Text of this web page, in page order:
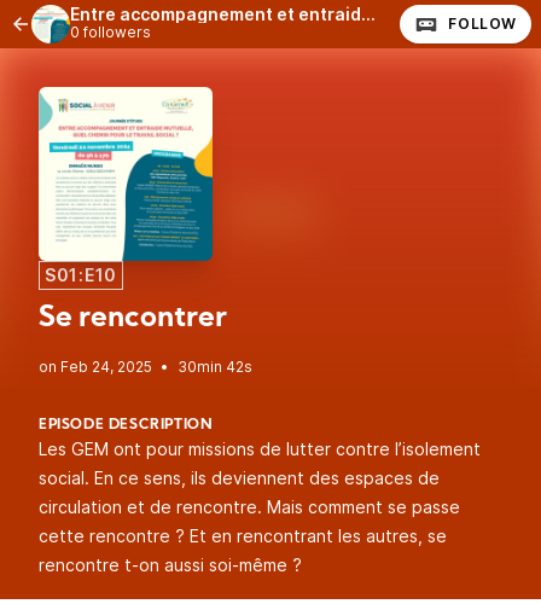
Entre accompagnement et entraide mutuelle, quel chemin pour le travail social ?
0 followers FOLLOW
S01:E10
Se rencontrer
• 30min 42s
EPISODE DESCRIPTION
Les GEM ont pour missions de lutter contre l’isolement
social. En ce sens, ils deviennent des espaces de
circulation et de rencontre. Mais comment se passe
cette rencontre ? Et en rencontrant les autres, se
rencontre t-on aussi soi-même ?